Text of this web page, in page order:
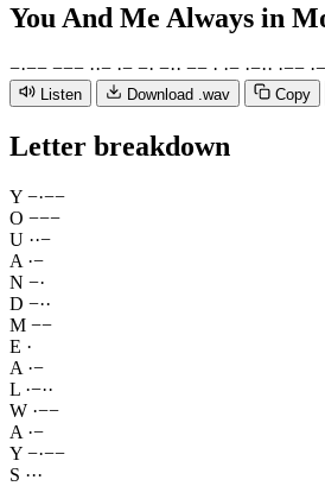
You And Me Always in
−·−− −−− ··− ·− −· −·· −− · ·− ·−·· ·−− ·−
Listen Download .wav Copy
Letter breakdown
Y −·−−
O −−−
U ··−
A ·−
N −·
D −··
M −−
E ·
A ·−
L ·−··
W ·−−
A ·−
Y −·−−
S ···